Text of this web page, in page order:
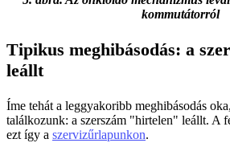
kommutátorról
Tipikus meghibásodás: a
leállt
Íme tehát a leggyakoribb meghibásodás
találkozunk: a szerszám "hirtelen" leállt. A
ezt így a szervizűrlapunkon.